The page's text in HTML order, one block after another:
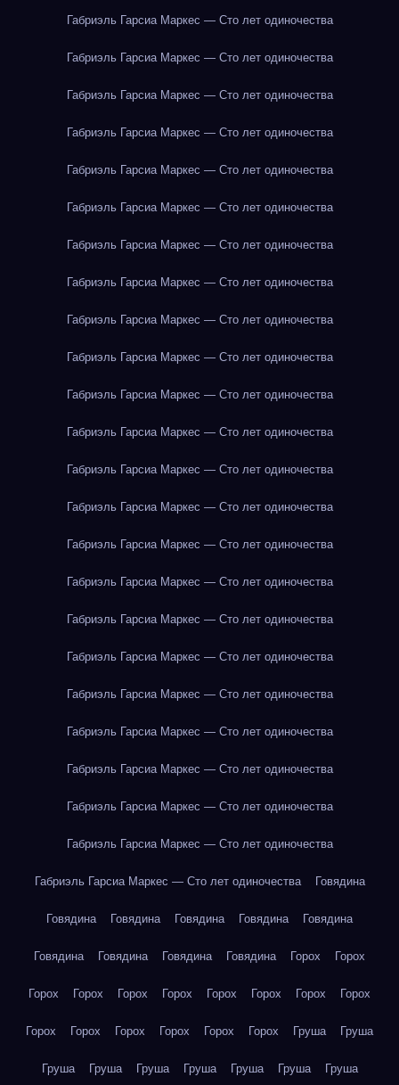
Габриэль Гарсиа Маркес — Сто лет одиночества
Габриэль Гарсиа Маркес — Сто лет одиночества
Габриэль Гарсиа Маркес — Сто лет одиночества
Габриэль Гарсиа Маркес — Сто лет одиночества
Габриэль Гарсиа Маркес — Сто лет одиночества
Габриэль Гарсиа Маркес — Сто лет одиночества
Габриэль Гарсиа Маркес — Сто лет одиночества
Габриэль Гарсиа Маркес — Сто лет одиночества
Габриэль Гарсиа Маркес — Сто лет одиночества
Габриэль Гарсиа Маркес — Сто лет одиночества
Габриэль Гарсиа Маркес — Сто лет одиночества
Габриэль Гарсиа Маркес — Сто лет одиночества
Габриэль Гарсиа Маркес — Сто лет одиночества
Габриэль Гарсиа Маркес — Сто лет одиночества
Габриэль Гарсиа Маркес — Сто лет одиночества
Габриэль Гарсиа Маркес — Сто лет одиночества
Габриэль Гарсиа Маркес — Сто лет одиночества
Габриэль Гарсиа Маркес — Сто лет одиночества
Габриэль Гарсиа Маркес — Сто лет одиночества
Габриэль Гарсиа Маркес — Сто лет одиночества
Габриэль Гарсиа Маркес — Сто лет одиночества
Габриэль Гарсиа Маркес — Сто лет одиночества
Габриэль Гарсиа Маркес — Сто лет одиночества
Габриэль Гарсиа Маркес — Сто лет одиночества Говядина
Говядина Говядина Говядина Говядина Говядина
Говядина Говядина Говядина Говядина Горох Горох
Горох Горох Горох Горох Горох Горох Горох Горох
Горох Горох Горох Горох Горох Горох Груша Груша
Груша Груша Груша Груша Груша Груша Груша